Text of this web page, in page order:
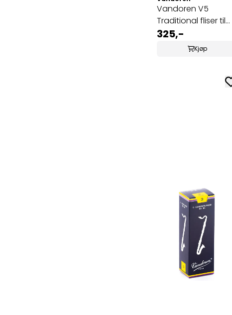
Vandoren V5
Traditional fliser til
bassklarinett 1 (CR121)
325,-
Kjøp